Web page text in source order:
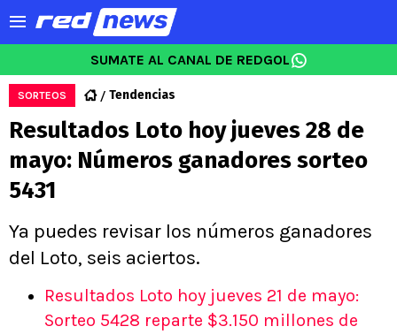
SUMATE AL CANAL DE REDGOL
SORTEOS Tendencias
Resultados Loto hoy jueves 28 de
mayo: Números ganadores sorteo
5431
Ya puedes revisar los números ganadores
del Loto, seis aciertos.
Resultados Loto hoy jueves 21 de mayo:
Sorteo 5428 reparte $3.150 millones de